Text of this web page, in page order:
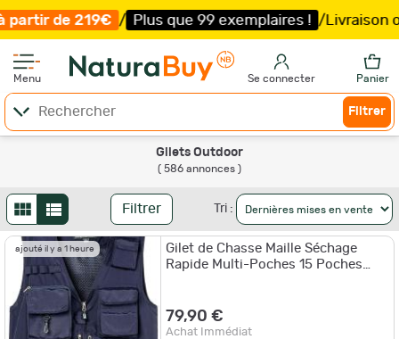
que 99 exemplaires ! /Livraison offerte et expédition
Menu Se connecter Panier
Filtrer
Gilets Outdoor
( 586 annonces )
Filtrer Tri :
ajouté il y a 1 heure
Gilet de Chasse Maille Séchage
Rapide Multi-Poches 15 Poches
79,90 €
Achat Immédiat